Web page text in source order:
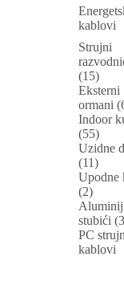
kablovi
Strujni
(15)
Eksterni
ormani
Indoor
(55)
Uzidne
(11)
Upodne
(2)
stubići
PC
kablovi